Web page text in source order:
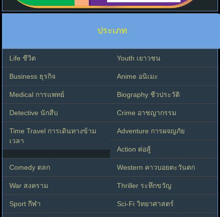
ประเภท
Life ชีวิต Youth เยาวชน
Business ธุรกิจ Anime อนิเมะ
Medical การแพทย์ Biography ชีวประวัติ
Detective นักสืบ Crime อาชญากรรม
Time Travel การเดินทางข้าม
เวลา
Adventure การผจญภัย
Action ต่อสู้
Comedy ตลก Western คาวบอยตะวันตก
War สงคราม Thriller ระทึกขวัญ
Sport กีฬา Sci-Fi วิทยาศาสตร์